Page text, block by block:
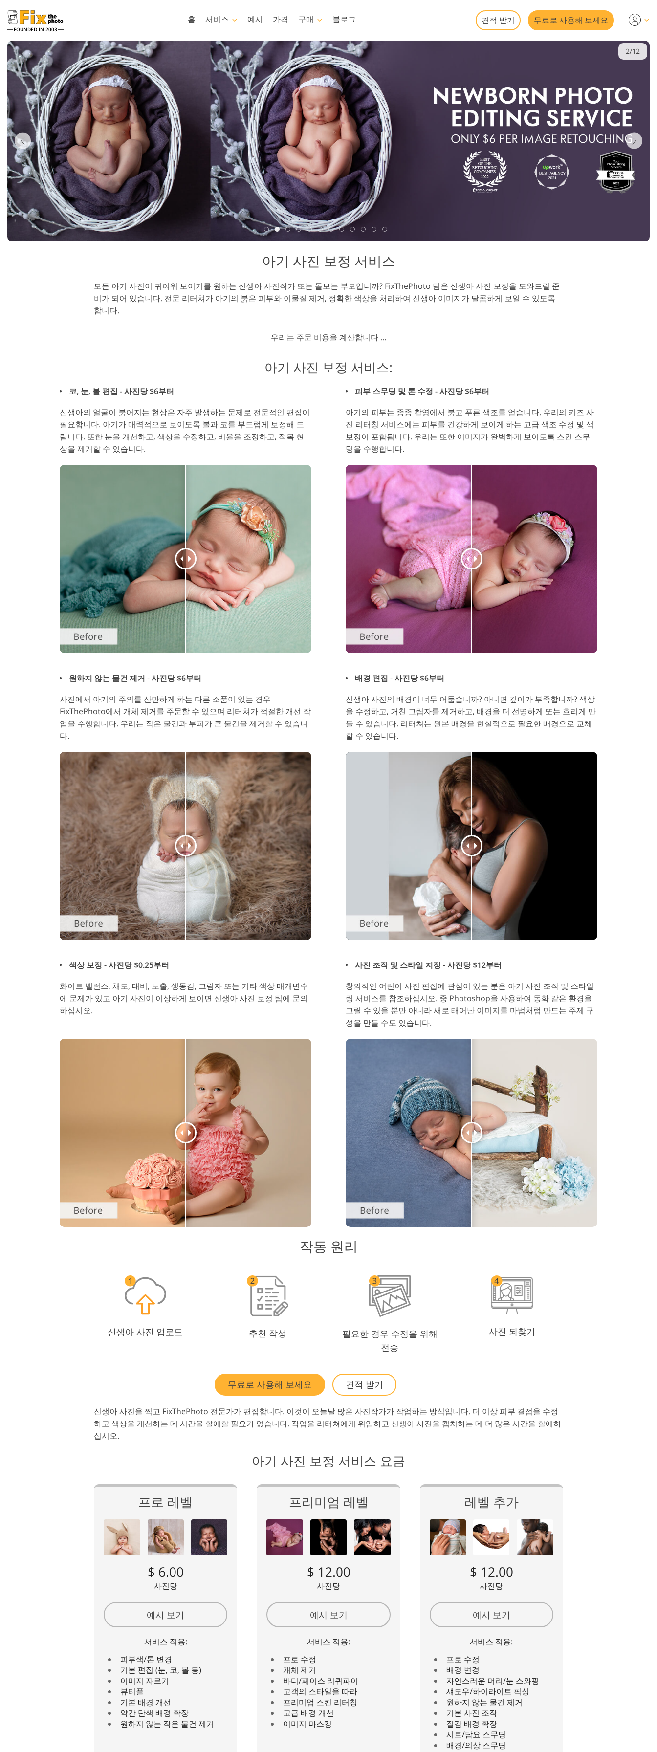
FOUNDED IN 2003
홈 서비스
얼굴 리터칭 서비스 뷔 서비스 아기 사진 보정 서비스 부동산 사진 편집 서비스
웨딩 사진 편집 서비스 AI로 생성된 의류 모델 이미지 조작 서비스
주얼리 리터칭 서비스
예시 가격 구매
Lightroom
라이트룸 사전 설정
전체 LR 사전 설정 컬렉션
베스트 딜 프리셋
모바일 컬렉션
Photoshop
포토샵 브러쉬
포토샵 오버레이
포토샵 텍스처
Ps Actions 전체 컬렉션
Ps 오버레이 전체 컬렉션
Templates
템플릿
마케팅 템플릿
발렌타인 데이 카드
결혼식 초대장
어린이 생일 초대장
비디오 오버레이
블로그 견적 받기 무료로 사용해 보세요
2/12
아기 사진 보정 서비스
모든 아기 사진이 귀여워 보이기를 원하는 신생아 사진작가 또는 돌보는 부모입니까? FixThePhoto 팀은 신생아 사진 보정을 도와드릴 준
비가 되어 있습니다. 전문 리터쳐가 아기의 붉은 피부와 이물질 제거, 정확한 색상을 처리하여 신생아 이미지가 달콤하게 보일 수 있도록
합니다.
우리는 주문 비용을 계산합니다 …
아기 사진 보정 서비스:
코, 눈, 볼 편집 - 사진당 $6부터
신생아의 얼굴이 붉어지는 현상은 자주 발생하는 문제로 전문적인 편집이
필요합니다. 아기가 매력적으로 보이도록 볼과 코를 부드럽게 보정해 드
립니다. 또한 눈을 개선하고, 색상을 수정하고, 비율을 조정하고, 적목 현
상을 제거할 수 있습니다.
피부 스무딩 및 톤 수정 - 사진당 $6부터
아기의 피부는 종종 촬영에서 붉고 푸른 색조를 얻습니다. 우리의 키즈 사
진 리터칭 서비스에는 피부를 건강하게 보이게 하는 고급 색조 수정 및 색
보정이 포함됩니다. 우리는 또한 이미지가 완벽하게 보이도록 스킨 스무
딩을 수행합니다.
원하지 않는 물건 제거 - 사진당 $6부터
사진에서 아기의 주의를 산만하게 하는 다른 소품이 있는 경우
FixThePhoto에서 개체 제거를 주문할 수 있으며 리터쳐가 적절한 개선 작
업을 수행합니다. 우리는 작은 물건과 부피가 큰 물건을 제거할 수 있습니
다.
배경 편집 - 사진당 $6부터
신생아 사진의 배경이 너무 어둡습니까? 아니면 깊이가 부족합니까? 색상
을 수정하고, 거친 그림자를 제거하고, 배경을 더 선명하게 또는 흐리게 만
들 수 있습니다. 리터쳐는 원본 배경을 현실적으로 필요한 배경으로 교체
할 수 있습니다.
색상 보정 - 사진당 $0.25부터
화이트 밸런스, 채도, 대비, 노출, 생동감, 그림자 또는 기타 색상 매개변수
에 문제가 있고 아기 사진이 이상하게 보이면 신생아 사진 보정 팀에 문의
하십시오.
사진 조작 및 스타일 지정 - 사진당 $12부터
창의적인 어린이 사진 편집에 관심이 있는 분은 아기 사진 조작 및 스타일
링 서비스를 참조하십시오. 중 Photoshop을 사용하여 동화 같은 환경을
그릴 수 있을 뿐만 아니라 새로 태어난 이미지를 마법처럼 만드는 주제 구
성을 만들 수도 있습니다.
작동 원리
신생아 사진 업로드 추천 작성
필요한 경우 수정을 위해
전송
사진 되찾기
무료로 사용해 보세요 견적 받기
신생아 사진을 찍고 FixThePhoto 전문가가 편집합니다. 이것이 오늘날 많은 사진작가가 작업하는 방식입니다. 더 이상 피부 결점을 수정
하고 색상을 개선하는 데 시간을 할애할 필요가 없습니다. 작업을 리터쳐에게 위임하고 신생아 사진을 캡처하는 데 더 많은 시간을 할애하
십시오.
아기 사진 보정 서비스 요금
프로 레벨
$ 6.00
사진당
예시 보기
서비스 적용:
피부색/톤 변경
기본 편집 (눈, 코, 볼 등)
이미지 자르기
뷰티플
기본 배경 개선
약간 단색 배경 확장
원하지 않는 작은 물건 제거
프리미엄 레벨
$ 12.00
사진당
예시 보기
서비스 적용:
프로 수정
개체 제거
바디/페이스 리퀴파이
고객의 스타일을 따라
프리미엄 스킨 리터칭
고급 배경 개선
이미지 마스킹
레벨 추가
$ 12.00
사진당
예시 보기
서비스 적용:
프로 수정
배경 변경
자연스러운 머리/눈 스와핑
섀도우/하이라이트 픽싱
원하지 않는 물건 제거
기본 사진 조작
질감 배경 확장
시트/담요 스무딩
배경/의상 스무딩